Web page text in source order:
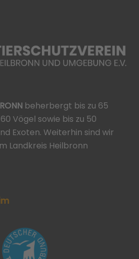
beherbergt bis zu 65
Vögel sowie bis zu 50
Exoten. Weiterhin sind wir
Landkreis Heilbronn